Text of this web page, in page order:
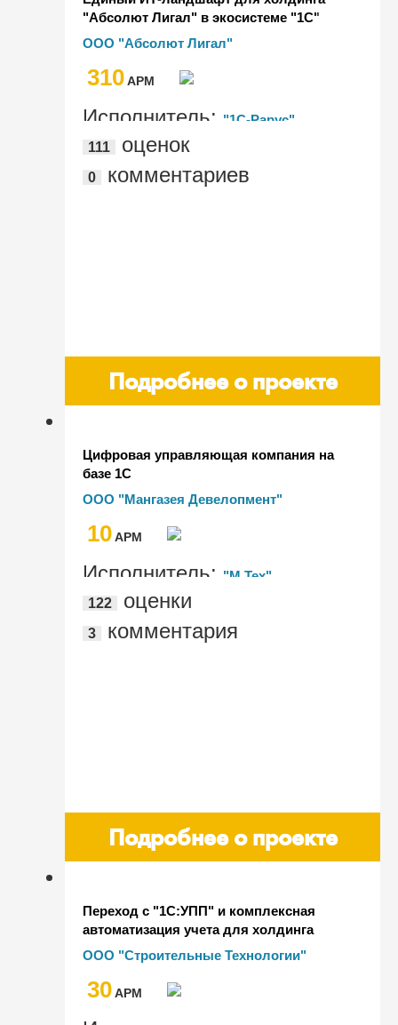
"Абсолют Лигал" в экосистеме "1С"
ООО "Абсолют Лигал"
310AРМ
Исполнитель: "1С-Рарус"
111
оценок
0 комментариев
Подробнее о проекте
Цифровая управляющая компания на
базе 1С
ООО "Мангазея Девелопмент"
10AРМ
Исполнитель: "М Тех"
122
оценки
3 комментария
Подробнее о проекте
Переход с "1С:УПП" и комплексная
автоматизация учета для холдинга
ООО "Строительные Технологии"
ООО "Строительные Технологии"
30AРМ